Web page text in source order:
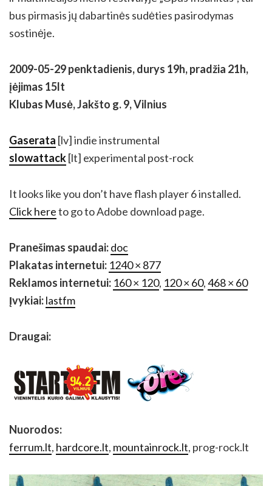
bus pirmasis jų dabartinės sudėties pasirodymas
sostinėje.
2009-05-29 penktadienis, durys 19h, pradžia 21h,
įėjimas 15lt
Klubas Musė, Jakšto g. 9, Vilnius
Gaserata [lv] indie instrumental
slowattack[lt] experimental post-rock
It looks like you don’t have flash player 6 installed.
Click hereto go to Adobe download page.
Pranešimas spaudai:doc
Plakatas internetui: 1240 × 877
Reklamos internetui: 160 × 120, 120 × 60,468 × 60
Įvykiai:lastfm
Draugai:
Nuorodos:
ferrum.lt, hardcore.lt, mountainrock.lt, prog-rock.lt